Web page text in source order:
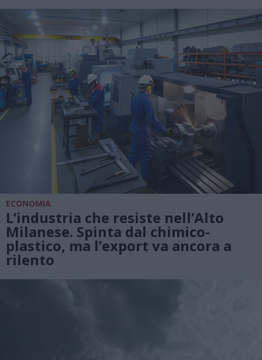
ECONOMIA
L’industria che resiste nell’Alto
Milanese. Spinta dal chimico-
plastico, ma l’export va ancora a
rilento